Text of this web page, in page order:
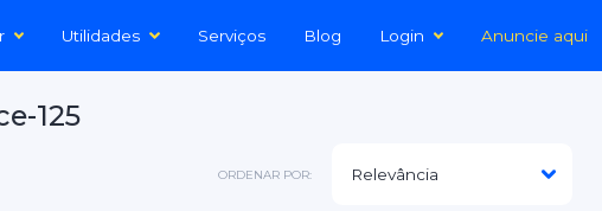
Utilidades Serviços Blog Login Anuncie aqui
125
ORDENAR POR: